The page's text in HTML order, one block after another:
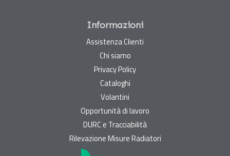
Informazioni
Assistenza Clienti
Chi siamo
Privacy Policy
Cataloghi
Volantini
Opportunità di lavoro
DURC e Tracciabilità
Rilevazione Misure Radiatori